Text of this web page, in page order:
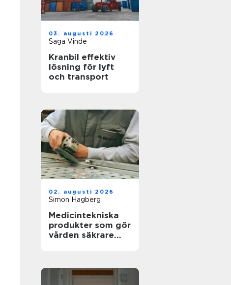
03. augusti 2026
Saga Vinde
Kranbil effektiv
lösning för lyft
och transport
02. augusti 2026
Simon Hagberg
Medicintekniska
produkter som gör
vården säkrare